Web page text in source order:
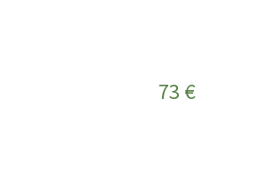
73 €